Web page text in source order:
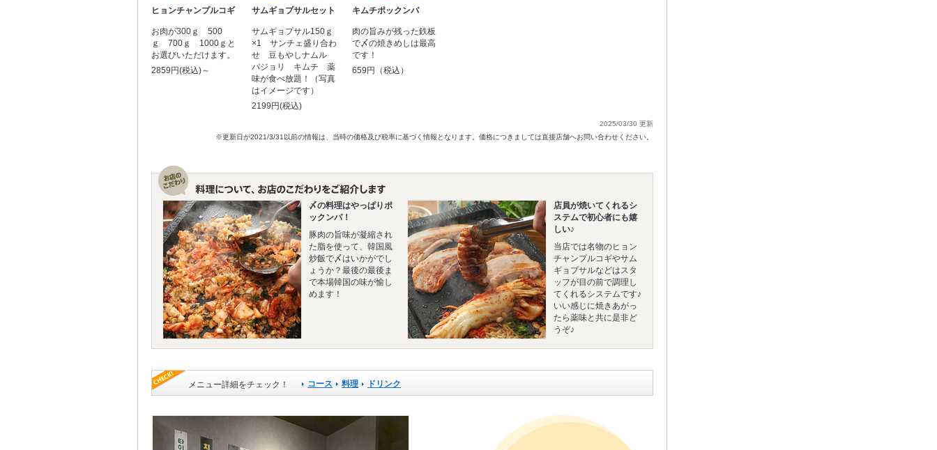
ヒョンチャンプルコギ
お肉が300ｇ 500
ｇ 700ｇ 1000ｇと
お選びいただけます。
2859円(税込)～
サムギョプサルセット
サムギョプサル150ｇ
×1 サンチェ盛り合わ
せ 豆もやしナムル
パジョリ キムチ 薬
味が食べ放題！（写真
はイメージです）
2199円(税込)
キムチポックンパ
肉の旨みが残った鉄板
で〆の焼きめしは最高
です！
659円（税込）
2025/03/30 更新
※更新日が2021/3/31以前の情報は、当時の価格及び税率に基づく情報となります。価格につきましては直接店舗へお問い合わせください。
〆の料理はやっぱりポ
ックンパ！
豚肉の旨味が凝縮され
た脂を使って、韓国風
炒飯で〆はいかがでし
ょうか？最後の最後ま
で本場韓国の味が愉し
めます！
店員が焼いてくれるシ
ステムで初心者にも嬉
しい♪
当店では名物のヒョン
チャンプルコギやサム
ギョプサルなどはスタ
ッフが目の前で調理し
てくれるシステムです♪
いい感じに焼きあがっ
たら薬味と共に是非ど
うぞ♪
メニュー詳細をチェック！ コース 料理 ドリンク